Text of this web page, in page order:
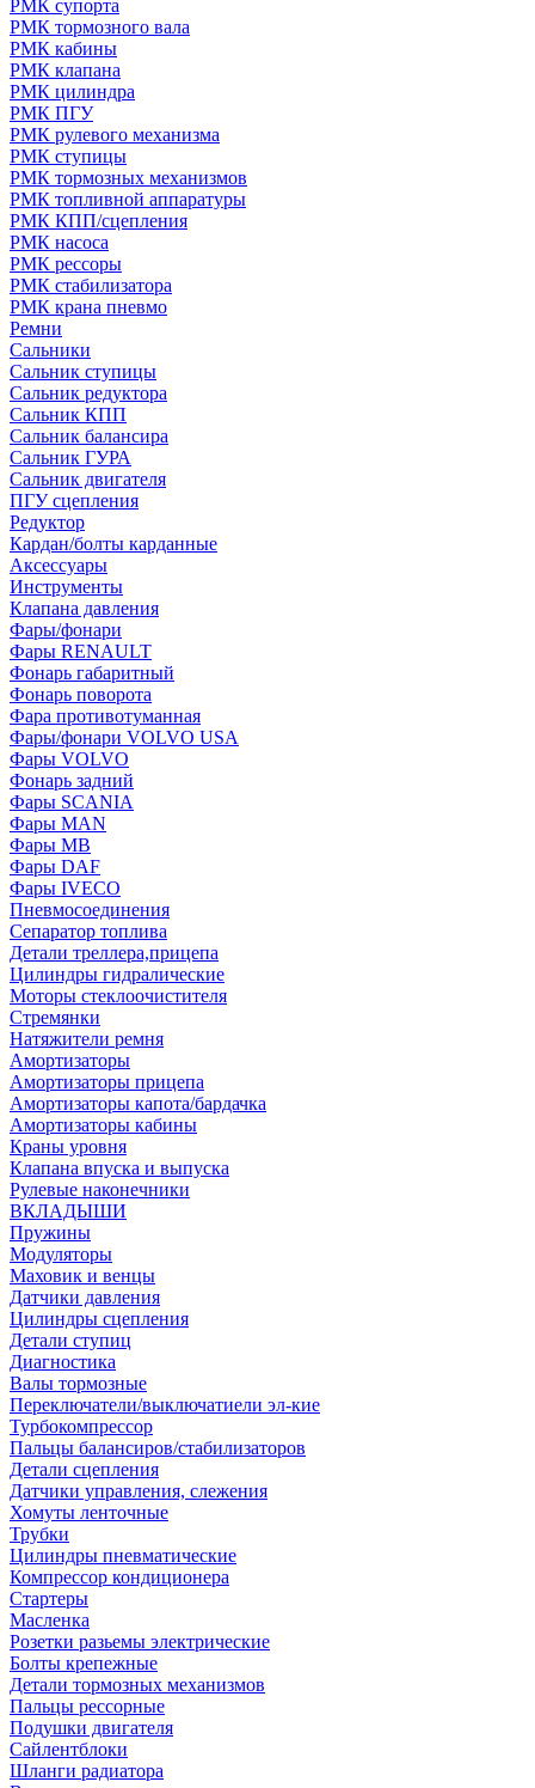
РМК супорта
РМК тормозного вала
РМК кабины
РМК клапана
РМК цилиндра
РМК ПГУ
РМК рулевого механизма
РМК ступицы
РМК тормозных механизмов
РМК топливной аппаратуры
РМК КПП/сцепления
РМК насоса
РМК рессоры
РМК стабилизатора
РМК крана пневмо
Ремни
Сальники
Сальник ступицы
Сальник редуктора
Сальник КПП
Сальник балансира
Сальник ГУРА
Сальник двигателя
ПГУ сцепления
Редуктор
Кардан/болты карданные
Аксессуары
Инструменты
Клапана давления
Фары/фонари
Фары RENAULT
Фонарь габаритный
Фонарь поворота
Фара противотуманная
Фары/фонари VOLVO USA
Фары VOLVO
Фонарь задний
Фары SCANIA
Фары MAN
Фары MB
Фары DAF
Фары IVECO
Пневмосоединения
Сепаратор топлива
Детали треллера,прицепа
Цилиндры гидралические
Моторы стеклоочистителя
Стремянки
Натяжители ремня
Амортизаторы
Амортизаторы прицепа
Амортизаторы капота/бардачка
Амортизаторы кабины
Краны уровня
Клапана впуска и выпуска
Рулевые наконечники
ВКЛАДЫШИ
Пружины
Модуляторы
Маховик и венцы
Датчики давления
Цилиндры сцепления
Детали ступиц
Диагностика
Валы тормозные
Переключатели/выключатиели эл-кие
Турбокомпрессор
Пальцы балансиров/стабилизаторов
Детали сцепления
Датчики управления, слежения
Хомуты ленточные
Трубки
Цилиндры пневматические
Компрессор кондиционера
Стартеры
Масленка
Розетки разьемы электрические
Болты крепежные
Детали тормозных механизмов
Пальцы рессорные
Подушки двигателя
Сайлентблоки
Шланги радиатора